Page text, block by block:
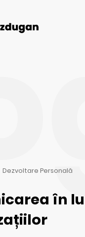
Dezvoltare Personală
în